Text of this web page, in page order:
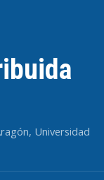
Universidad